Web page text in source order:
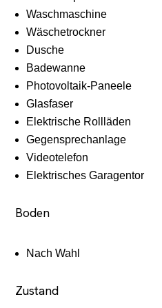
Waschmaschine
Wäschetrockner
Dusche
Badewanne
Photovoltaik-Paneele
Glasfaser
Elektrische Rollläden
Gegensprechanlage
Videotelefon
Elektrisches Garagentor
Boden
Nach Wahl
Zustand